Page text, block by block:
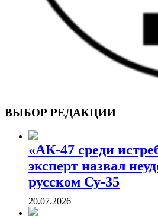
ВОЕННЫЕ СТРАНИЦЫ
СТАТЬИ ВОЕННОЙ ТЕМАТИКИ
ВЫБОР РЕДАКЦИИ
«АК-47 среди
эксперт назвал
русском Су-35
20.07.2026